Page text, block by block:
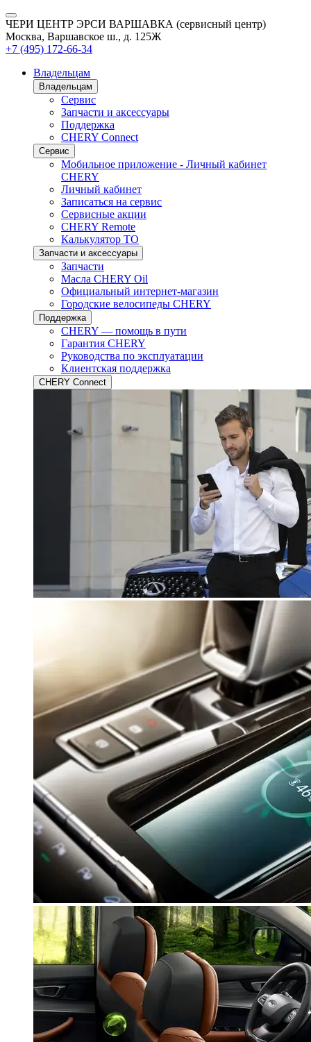
ЧЕРИ ЦЕНТР ЭРСИ ВАРШАВКА (сервисный центр)
Москва, Варшавское ш., д. 125Ж
+7 (495) 172-66-34
Владельцам
Владельцам
Сервис
Запчасти и аксессуары
Поддержка
CHERY Connect
Сервис
Мобильное приложение - Личный кабинет
CHERY
Личный кабинет
Записаться на сервис
Сервисные акции
CHERY Remote
Калькулятор ТО
Запчасти и аксессуары
Запчасти
Масла CHERY Oil
Официальный интернет-магазин
Городские велосипеды CHERY
Поддержка
CHERY — помощь в пути
Гарантия CHERY
Руководства по эксплуатации
Клиентская поддержка
CHERY Connect